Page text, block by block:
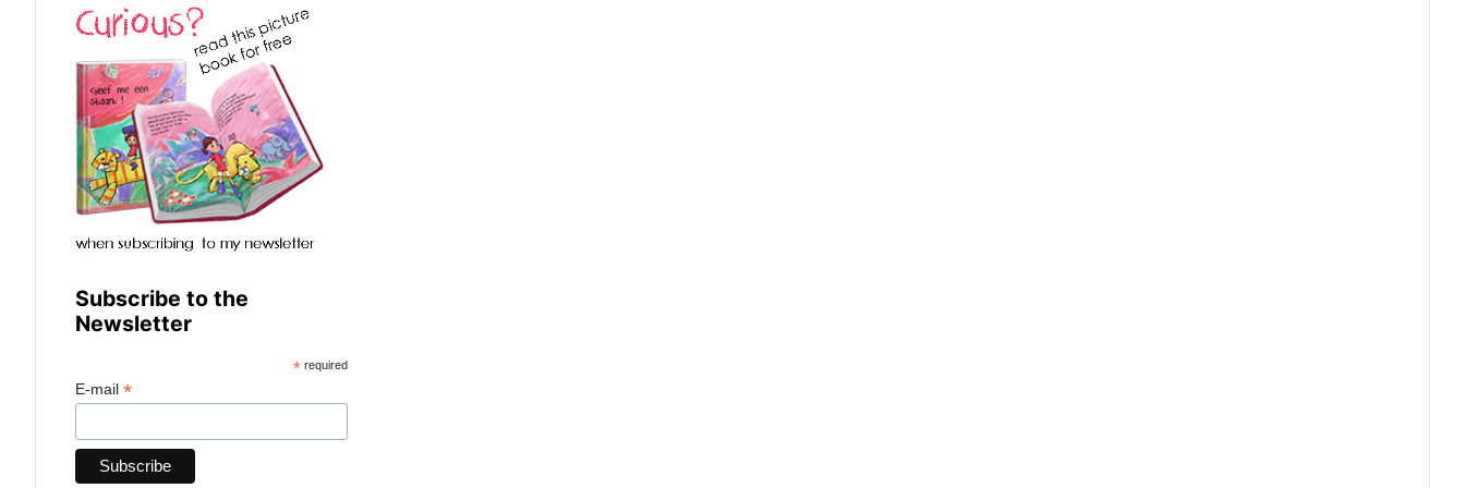
Subscribe to the
Newsletter
*required
E-mail *